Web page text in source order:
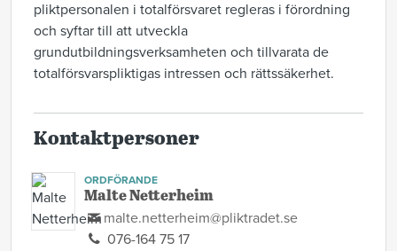
pliktpersonalen i totalförsvaret regleras i förordning
och syftar till att utveckla
grundutbildningsverksamheten och tillvarata de
totalförsvarspliktigas intressen och rättssäkerhet.
Kontaktpersoner
ORDFÖRANDE
Malte Netterheim
malte.netterheim@pliktradet.se
076-164 75 17